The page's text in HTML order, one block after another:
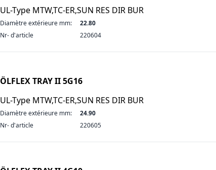
UL-Type MTW,TC-ER,SUN RES DIR BUR
Diamètre extérieure mm:
22.80
Nr- d'article
220604
ÖLFLEX TRAY II 5G16
UL-Type MTW,TC-ER,SUN RES DIR BUR
Diamètre extérieure mm:
24.90
Nr- d'article
220605